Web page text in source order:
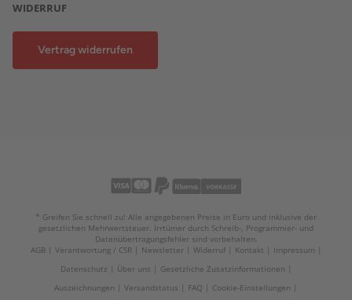
WIDERRUF
Vertrag widerrufen
* Greifen Sie schnell zu! Alle angegebenen Preise in Euro und inklusive der
gesetzlichen Mehrwertsteuer. Irrtümer durch Schreib-, Programmier- und
Datenübertragungsfehler sind vorbehalten.
AGB
Verantwortung / CSR Newsletter Widerruf Kontakt
Impressum
Datenschutz
Über uns
Gesetzliche Zusatzinformationen
Auszeichnungen
Versandstatus FAQ
Cookie-Einstellungen